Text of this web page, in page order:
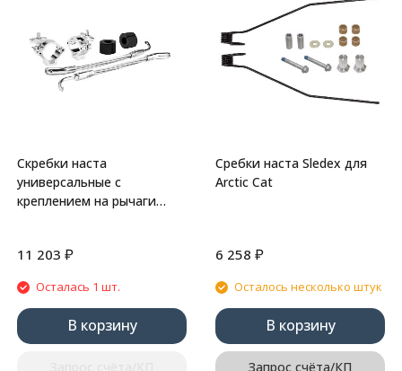
Скребки наста
универсальные с
креплением на рычаги
11 203 ₽
Осталась 1 шт.
В корзину
Сребки наста Sledex для
Arctic Cat
6 258 ₽
Осталось несколько штук
В корзину
Запрос счёта/КП